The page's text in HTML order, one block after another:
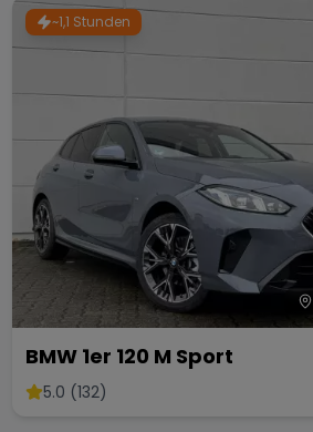
~1,1 Stunden
BMW 1er 120 M Sport
5.0 (132)